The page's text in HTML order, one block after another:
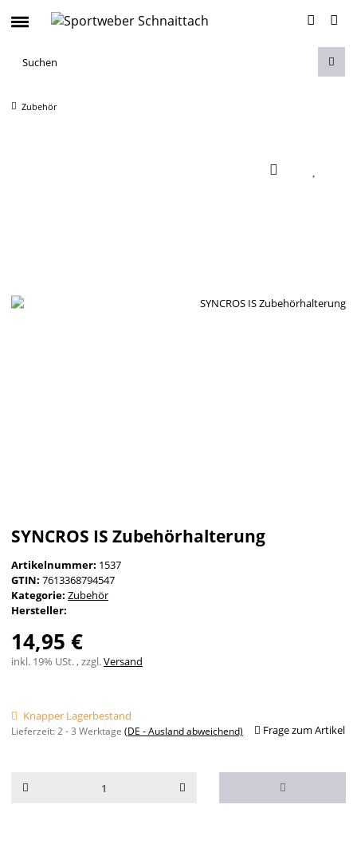
Zubehör
SYNCROS IS Zubehörhalterung
Artikelnummer: 1537
GTIN: 7613368794547
Kategorie: Zubehör
Hersteller:
14,95 €
inkl. 19% USt. , zzgl.Versand
Knapper Lagerbestand
Lieferzeit:2 - 3 Werktage (DE - Ausland abweichend) Frage zum Artikel